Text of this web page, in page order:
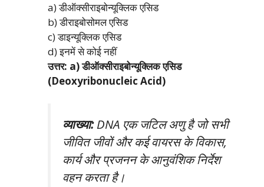
a) डीऑक्सीराइबोन्यूक्लिक एसिड
b) डीराइबोसोमल एसिड
c) डाइन्यूक्लिक एसिड
d) इनमें से कोई नहीं
उत्तर: a) डीऑक्सीराइबोन्यूक्लिक एसिड
(Deoxyribonucleic Acid)
व्याख्या:DNA एक जटिल अणु है जो सभी
जीवित जीवों और कई वायरस के विकास,
कार्य और प्रजनन के आनुवंशिक निर्देश
वहन करता है।